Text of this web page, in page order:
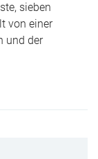
sieben
von einer
und der